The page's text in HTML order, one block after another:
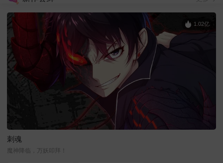
刺魂
魔神降临，万妖叩拜！
1.02亿